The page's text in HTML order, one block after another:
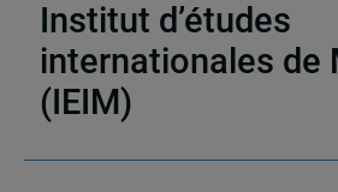
Institut d’études
internationales de
(IEIM)